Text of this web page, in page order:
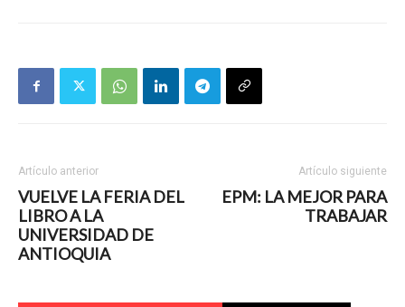
Artículo anterior
VUELVE LA FERIA DEL
LIBRO A LA
UNIVERSIDAD DE
ANTIOQUIA
Artículo siguiente
EPM: LA MEJOR PARA
TRABAJAR